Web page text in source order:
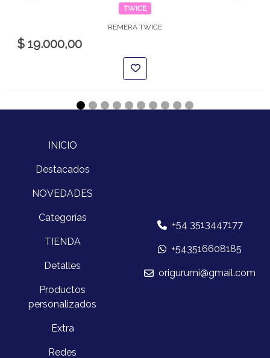
TWICE
REMERA TWICE
$ 19.000,00
INICIO
Destacados
NOVEDADES
Categorías
TIENDA
Detalles
Productos
personalizados
Extra
Redes
+54 3513447177
+543516608185
origurumi@gmail.com